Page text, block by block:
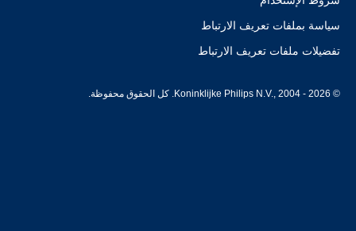
سياسة بملفات تعريف الارتباط
تفضيلات ملفات تعريف الارتباط
© Koninklijke Philips N.V., 2004 - 2026. كل الحقوق محفوظة.